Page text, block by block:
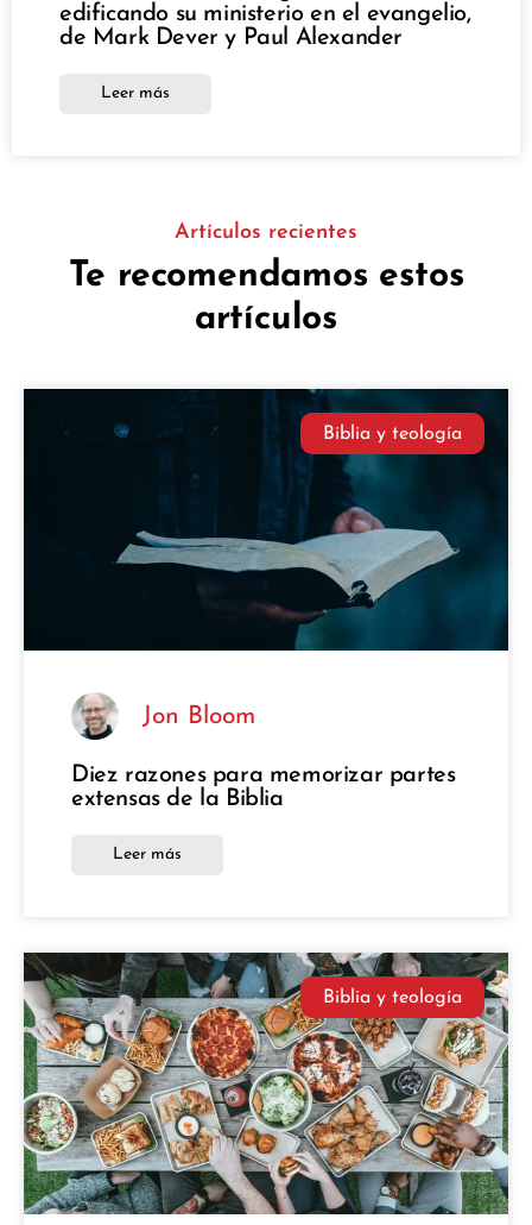
edificando su ministerio en el evangelio,
de Mark Dever y Paul Alexander
Leer más
Artículos recientes
Te recomendamos estos
artículos
Biblia y teología
Jon Bloom
Diez razones para memorizar partes
extensas de la Biblia
Leer más
Biblia y teología